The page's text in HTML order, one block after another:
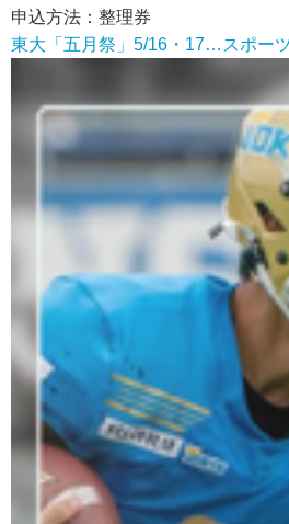
申込方法：整理券
東大「五月祭」5/16・17…スポー